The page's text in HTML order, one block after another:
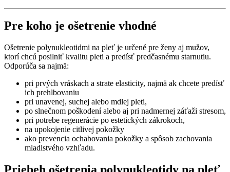
Pre koho je ošetrenie vhodné
Ošetrenie polynukleotidmi na pleť je určené pre ženy aj mužov,
ktorí chcú posilniť kvalitu pleti a predísť predčasnému starnutiu.
Odporúča sa najmä:
pri prvých vráskach a strate elasticity, najmä ak chcete predísť
ich prehlbovaniu
pri unavenej, suchej alebo mdlej pleti,
po slnečnom poškodení alebo aj pri nadmernej záťaži stresom,
pri potrebe regenerácie po estetických zákrokoch,
na upokojenie citlivej pokožky
ako prevencia ochabovania pokožky a spôsob zachovania
mladistvého vzhľadu.